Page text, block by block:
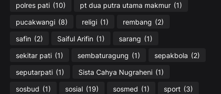
polres pati (10) pt dua putra utama makmur (1)
pucakwangi (8) religi (1) rembang (2)
safin (2) Saiful Arifin (1) sarang (1)
sekitar pati (1) sembaturagung (1) sepakbola (2)
seputarpati (1) Sista Cahya Nugraheni (1)
sosbud (1) sosial (19) sosmed (1) sport (3)